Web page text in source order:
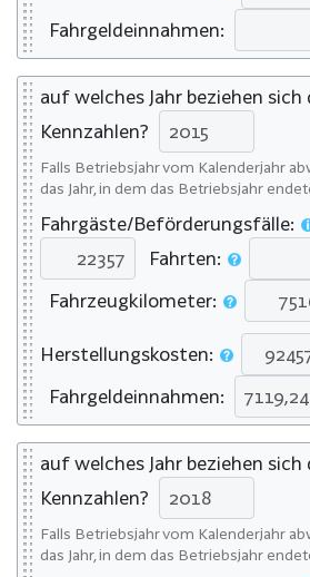
Fahrgeldeinnahmen:
auf welches Jahr beziehen sich
Kennzahlen?
Falls Betriebsjahr vom Kalenderjahr
das Jahr, in dem das Betriebsjahr
Fahrgäste/Beförderungsfälle:
Fahrten:
Fahrzeugkilometer:
Herstellungskosten:
Fahrgeldeinnahmen:
auf welches Jahr beziehen sich
Kennzahlen?
Falls Betriebsjahr vom Kalenderjahr
das Jahr, in dem das Betriebsjahr